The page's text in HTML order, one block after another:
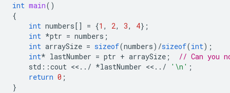
int main()
{
int numbers [] = {1 , 2, 3, 4};
int *ptr = numbers ;
int arraySize = sizeof(numbers) /sizeof(int);
int* lastNumber = ptr + arraySize ;
// Can you
std ::cout << .. / *lastNumber << .. / '\n' ;
return 0 ;
}